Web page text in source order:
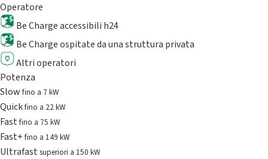
Operatore
Be Charge accessibili h24
Be Charge ospitate da una struttura privata
Altri operatori
Potenza
Slowfino a 7 kW
Quickfino a 22 kW
Fastfino a 75 kW
Fast+fino a 149 kW
Ultrafast superiori a 150 kW